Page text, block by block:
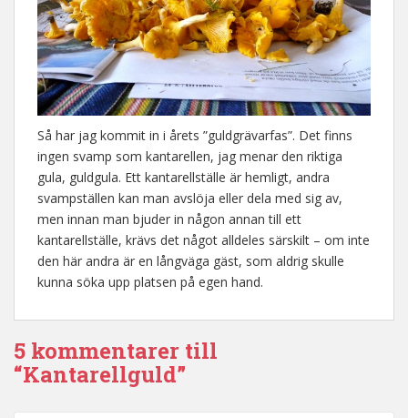
Så har jag kommit in i årets ”guldgrävarfas”. Det finns
ingen svamp som kantarellen, jag menar den riktiga
gula, guldgula. Ett kantarellställe är hemligt, andra
svampställen kan man avslöja eller dela med sig av,
men innan man bjuder in någon annan till ett
kantarellställe, krävs det något alldeles särskilt – om inte
den här andra är en långväga gäst, som aldrig skulle
kunna söka upp platsen på egen hand.
5 kommentarer till
“Kantarellguld”